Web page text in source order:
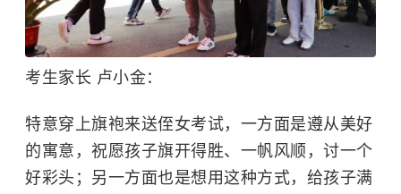
考生家长 卢小金：
特意穿上旗袍来送侄女考试，一方面是遵从美好
的寓意，祝愿孩子旗开得胜、一帆风顺，讨一个
好彩头；另一方面也是想用这种方式，给孩子满